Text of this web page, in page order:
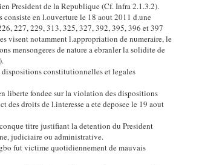
President de la Republique (Cf. Infra 2.1.3.2).
en l.ouverture le 18 aout 2011 d.une
227, 229, 313, 325, 327, 392, 395, 396 et 397
visent notamment l.appropriation de numeraire, le
mensongeres de nature a ebranler la solidite de
dispositions constitutionnelles et legales
liberte fondee sur la violation des dispositions
droits de l.interesse a ete deposee le 19 aout
titre justifiant la detention du President
judiciaire ou administrative.
fut victime quotidiennement de mauvais